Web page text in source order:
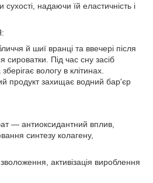
надаючи їй еластичність і
й шиї вранці та ввечері після
сироватки. Під час сну засіб
вологу в клітинах.
продукт захищає водний бар'єр
— антиоксидантний вплив,
синтезу колагену,
активізація вироблення